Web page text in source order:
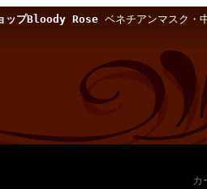
ップBloody Roseベネチアンマスク・
カ